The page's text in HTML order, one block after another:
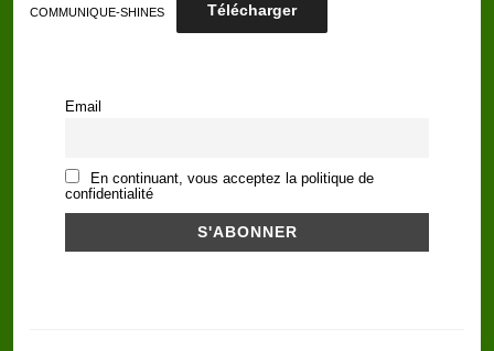
COMMUNIQUE-SHINES Télécharger
Email
En continuant, vous acceptez la politique de
confidentialité